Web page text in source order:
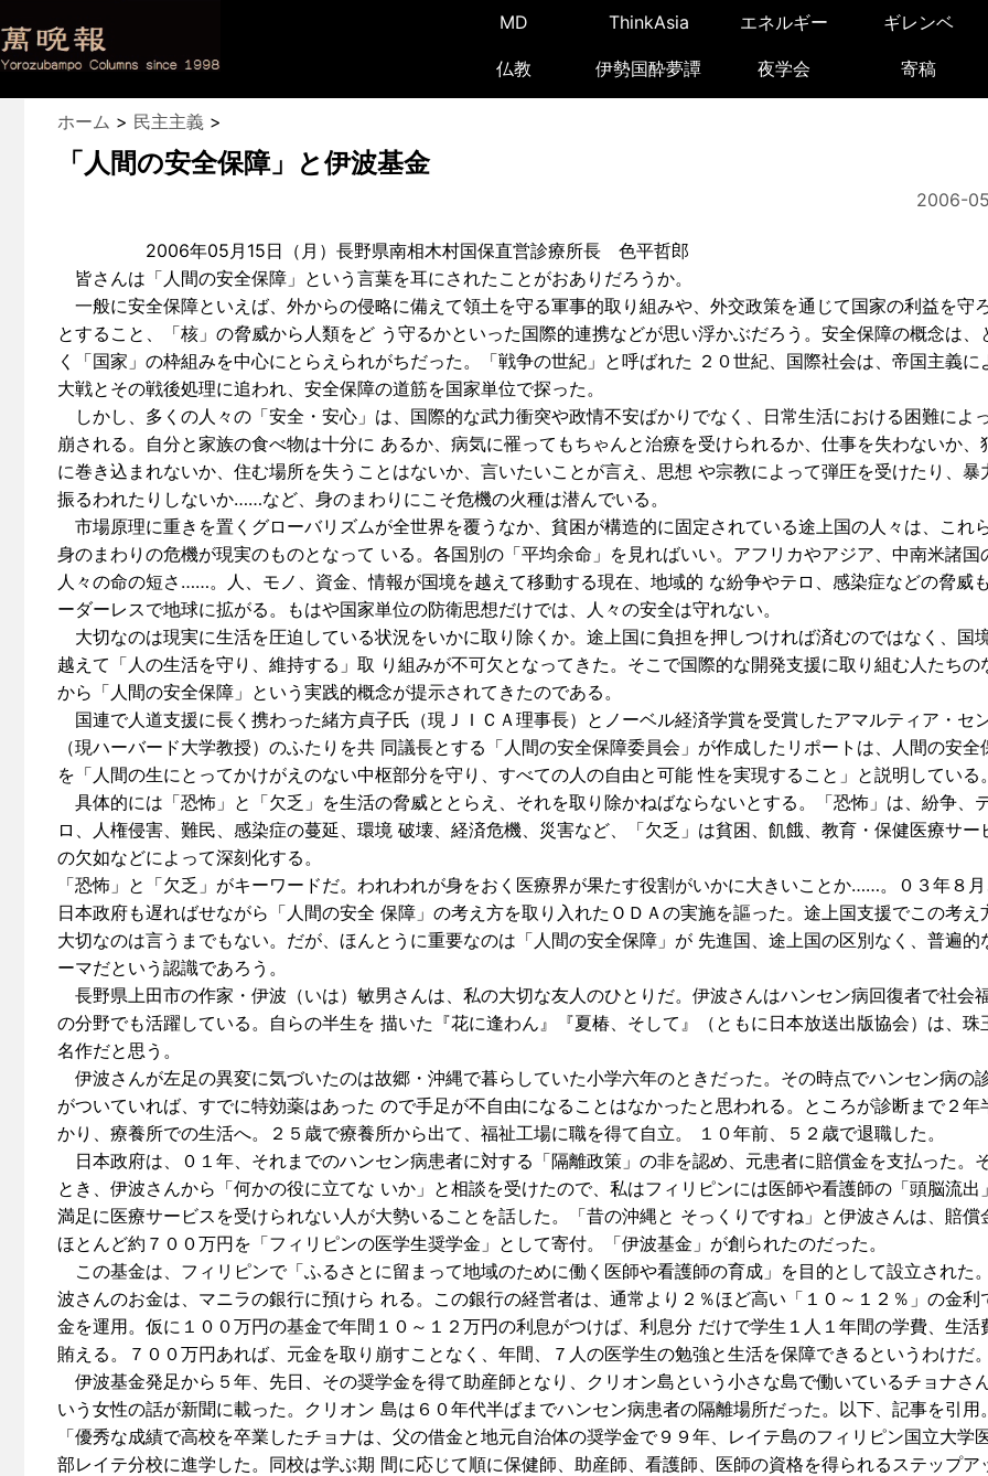
MD ThinkAsia エネルギー ギレンベ
仏教 伊勢国酔夢譚 夜学会 寄稿
ホーム > 民主主義 >
「人間の安全保障」と伊波基金
2006-
2006年05月15日（月）長野県南相木村国保直営診療所長 色平哲郎
皆さんは「人間の安全保障」という言葉を耳にされたことがおありだろうか。
一般に安全保障といえば、外からの侵略に備えて領土を守る軍事的取り組みや、外交政策を通じて国家の利益を守
とすること、「核」の脅威から人類をど う守るかといった国際的連携などが思い浮かぶだろう。安全保障の概念は、
く「国家」の枠組みを中心にとらえられがちだった。「戦争の世紀」と呼ばれた ２０世紀、国際社会は、帝国主義に
大戦とその戦後処理に追われ、安全保障の道筋を国家単位で探った。
しかし、多くの人々の「安全・安心」は、国際的な武力衝突や政情不安ばかりでなく、日常生活における困難によ
崩される。自分と家族の食べ物は十分に あるか、病気に罹ってもちゃんと治療を受けられるか、仕事を失わないか、
に巻き込まれないか、住む場所を失うことはないか、言いたいことが言え、思想 や宗教によって弾圧を受けたり、暴
振るわれたりしないか……など、身のまわりにこそ危機の火種は潜んでいる。
市場原理に重きを置くグローバリズムが全世界を覆うなか、貧困が構造的に固定されている途上国の人々は、これ
身のまわりの危機が現実のものとなって いる。各国別の「平均余命」を見ればいい。アフリカやアジア、中南米諸国
人々の命の短さ……。人、モノ、資金、情報が国境を越えて移動する現在、地域的 な紛争やテロ、感染症などの脅威
ーダーレスで地球に拡がる。もはや国家単位の防衛思想だけでは、人々の安全は守れない。
大切なのは現実に生活を圧迫している状況をいかに取り除くか。途上国に負担を押しつければ済むのではなく、国
越えて「人の生活を守り、維持する」取 り組みが不可欠となってきた。そこで国際的な開発支援に取り組む人たちの
から「人間の安全保障」という実践的概念が提示されてきたのである。
国連で人道支援に長く携わった緒方貞子氏（現ＪＩＣＡ理事長）とノーベル経済学賞を受賞したアマルティア・セ
（現ハーバード大学教授）のふたりを共 同議長とする「人間の安全保障委員会」が作成したリポートは、人間の安全
を「人間の生にとってかけがえのない中枢部分を守り、すべての人の自由と可能 性を実現すること」と説明している。
具体的には「恐怖」と「欠乏」を生活の脅威ととらえ、それを取り除かねばならないとする。「恐怖」は、紛争、
ロ、人権侵害、難民、感染症の蔓延、環境 破壊、経済危機、災害など、「欠乏」は貧困、飢餓、教育・保健医療サー
の欠如などによって深刻化する。
「恐怖」と「欠乏」がキーワードだ。われわれが身をおく医療界が果たす役割がいかに大きいことか……。０３年８月
日本政府も遅ればせながら「人間の安全 保障」の考え方を取り入れたＯＤＡの実施を謳った。途上国支援でこの考え
大切なのは言うまでもない。だが、ほんとうに重要なのは「人間の安全保障」が 先進国、途上国の区別なく、普遍的
ーマだという認識であろう。
長野県上田市の作家・伊波（いは）敏男さんは、私の大切な友人のひとりだ。伊波さんはハンセン病回復者で社会
の分野でも活躍している。自らの半生を 描いた『花に逢わん』『夏椿、そして』（ともに日本放送出版協会）は、珠
名作だと思う。
伊波さんが左足の異変に気づいたのは故郷・沖縄で暮らしていた小学六年のときだった。その時点でハンセン病の
がついていれば、すでに特効薬はあった ので手足が不自由になることはなかったと思われる。ところが診断まで２年
かり、療養所での生活へ。２５歳で療養所から出て、福祉工場に職を得て自立。 １０年前、５２歳で退職した。
日本政府は、０１年、それまでのハンセン病患者に対する「隔離政策」の非を認め、元患者に賠償金を支払った。
とき、伊波さんから「何かの役に立てな いか」と相談を受けたので、私はフィリピンには医師や看護師の「頭脳流出
満足に医療サービスを受けられない人が大勢いることを話した。「昔の沖縄と そっくりですね」と伊波さんは、賠償
ほとんど約７００万円を「フィリピンの医学生奨学金」として寄付。「伊波基金」が創られたのだった。
この基金は、フィリピンで「ふるさとに留まって地域のために働く医師や看護師の育成」を目的として設立された
波さんのお金は、マニラの銀行に預けら れる。この銀行の経営者は、通常より２％ほど高い「１０～１２％」の金利
金を運用。仮に１００万円の基金で年間１０～１２万円の利息がつけば、利息分 だけで学生１人１年間の学費、生活
賄える。７００万円あれば、元金を取り崩すことなく、年間、７人の医学生の勉強と生活を保障できるというわけだ。
伊波基金発足から５年、先日、その奨学金を得て助産師となり、クリオン島という小さな島で働いているチョナさ
いう女性の話が新聞に載った。クリオン 島は６０年代半ばまでハンセン病患者の隔離場所だった。以下、記事を引用。
「優秀な成績で高校を卒業したチョナは、父の借金と地元自治体の奨学金で９９年、レイテ島のフィリピン国立大学
部レイテ分校に進学した。同校は学ぶ期 間に応じて順に保健師、助産師、看護師、医師の資格を得られるステップア